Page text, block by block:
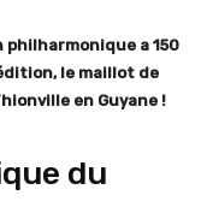
philharmonique a 150
le maillot de
en Guyane !
du